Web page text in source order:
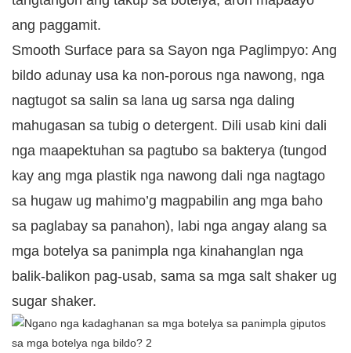
ang paggamit.
Smooth Surface para sa Sayon nga Paglimpyo: Ang
bildo adunay usa ka non-porous nga nawong, nga
nagtugot sa salin sa lana ug sarsa nga daling
mahugasan sa tubig o detergent. Dili usab kini dali
nga maapektuhan sa pagtubo sa bakterya (tungod
kay ang mga plastik nga nawong dali nga nagtago
sa hugaw ug mahimo’g magpabilin ang mga baho
sa paglabay sa panahon), labi nga angay alang sa
mga botelya sa panimpla nga kinahanglan nga
balik-balikon pag-usab, sama sa mga salt shaker ug
sugar shaker.